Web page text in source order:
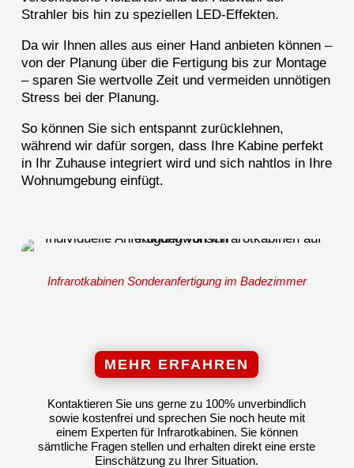
Strahler bis hin zu speziellen LED-Effekten.
Da wir Ihnen alles aus einer Hand anbieten können –
von der Planung über die Fertigung bis zur Montage
– sparen Sie wertvolle Zeit und vermeiden unnötigen
Stress bei der Planung.
So können Sie sich entspannt zurücklehnen,
während wir dafür sorgen, dass Ihre Kabine perfekt
in Ihr Zuhause integriert wird und sich nahtlos in Ihre
Wohnumgebung einfügt.
Infrarotkabinen Sonderanfertigung im Badezimmer
MEHR ERFAHREN
Kontaktieren Sie uns gerne zu 100% unverbindlich
sowie kostenfrei und sprechen Sie noch heute mit
einem Experten für Infrarotkabinen. Sie können
sämtliche Fragen stellen und erhalten direkt eine erste
Einschätzung zu Ihrer Situation.